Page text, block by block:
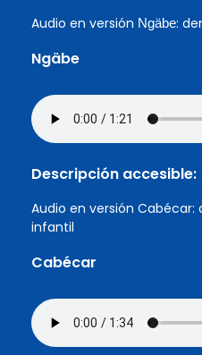
Audio en versión Ngäbe:
Ngäbe
Descripción accesible:
Audio en versión
infantil
Cabécar